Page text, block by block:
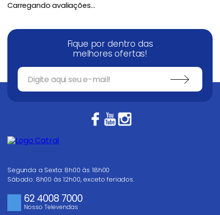
Carregando avaliações…
Fique por dentro das
melhores ofertas!
Segunda a Sexta: 8h00 às 18h00
Sábado: 8h00 às 12h00, exceto feriados.
62 4008 7000
Nosso Televendas